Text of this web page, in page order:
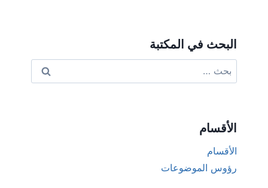
البحث في المكتبة
عن:
الأقسام
الأقسام
رؤوس الموضوعات